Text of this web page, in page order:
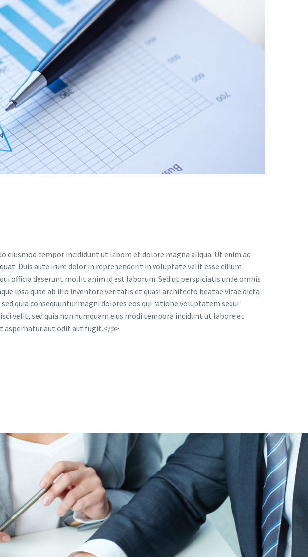
tempor incididunt ut labore et dolore magna aliqua. Ut enim ad
Duis aute irure dolor in reprehenderit in voluptate velit esse cillum
officia deserunt mollit anim id est laborum. Sed ut perspiciatis unde omnis
ipsa quae ab illo inventore veritatis et quasi architecto beatae vitae dicta
quia consequuntur magni dolores eos qui ratione voluptatem sequi
velit, sed quia non numquam eius modi tempora incidunt ut labore et
aspernatur aut odit aut fugit.</p>